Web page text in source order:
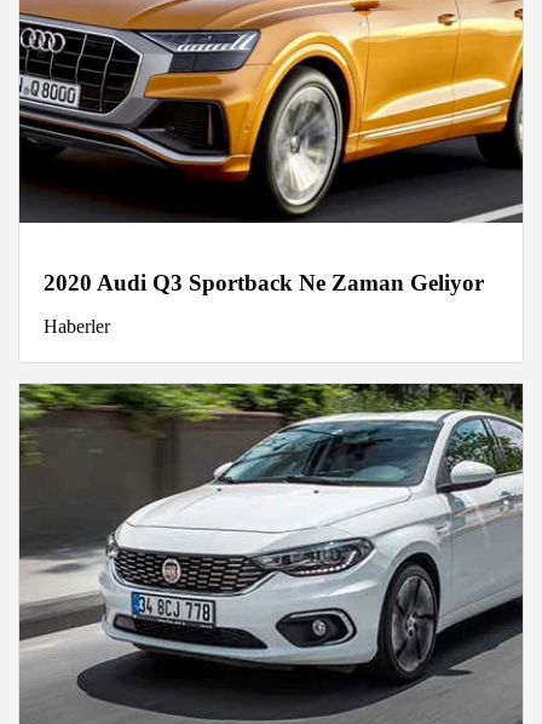
2020 Audi Q3 Sportback Ne Zaman Geliyor
Haberler